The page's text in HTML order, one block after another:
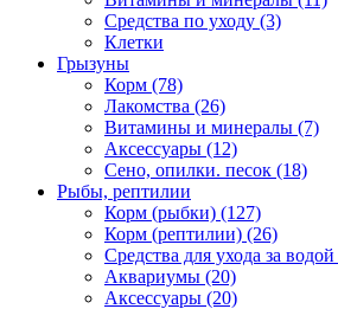
Средства по уходу (3)
Клетки
Грызуны
Корм (78)
Лакомства (26)
Витамины и минералы (7)
Аксессуары (12)
Сено, опилки. песок (18)
Рыбы, рептилии
Корм (рыбки) (127)
Корм (рептилии) (26)
Средства для ухода за водой
Аквариумы (20)
Аксессуары (20)